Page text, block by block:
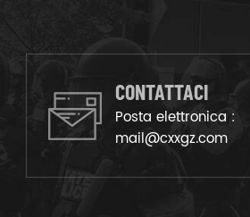
CONTATTACI
Posta elettronica :
mail@cxxgz.com